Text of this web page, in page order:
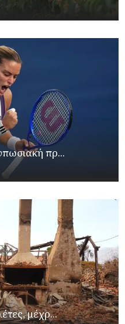
πρ...
μέχρ...